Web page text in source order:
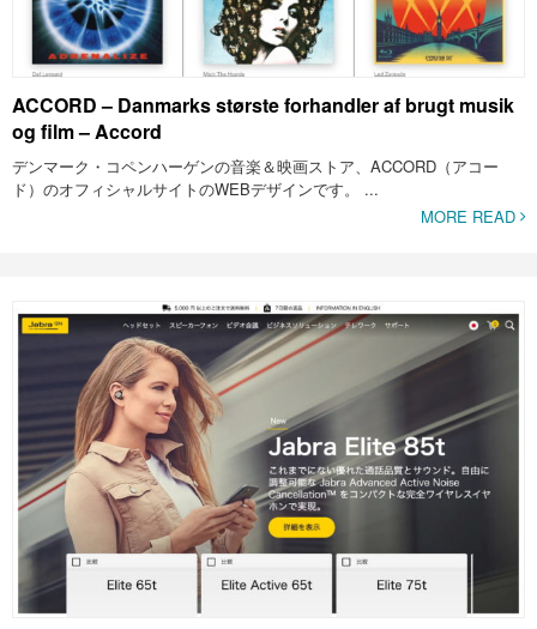
ACCORD – Danmarks største forhandler af brugt musik
og film – Accord
デンマーク・コペンハーゲンの音楽＆映画ストア、ACCORD（アコー
ド）のオフィシャルサイトのWEBデザインです。 ...
MORE READ